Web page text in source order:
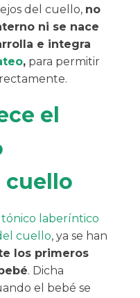
del cuello, no
ni se nace
e integra
, para permitir
el
tónico laberíntico
cuello, ya se han
los primeros
. Dicha
el bebé se